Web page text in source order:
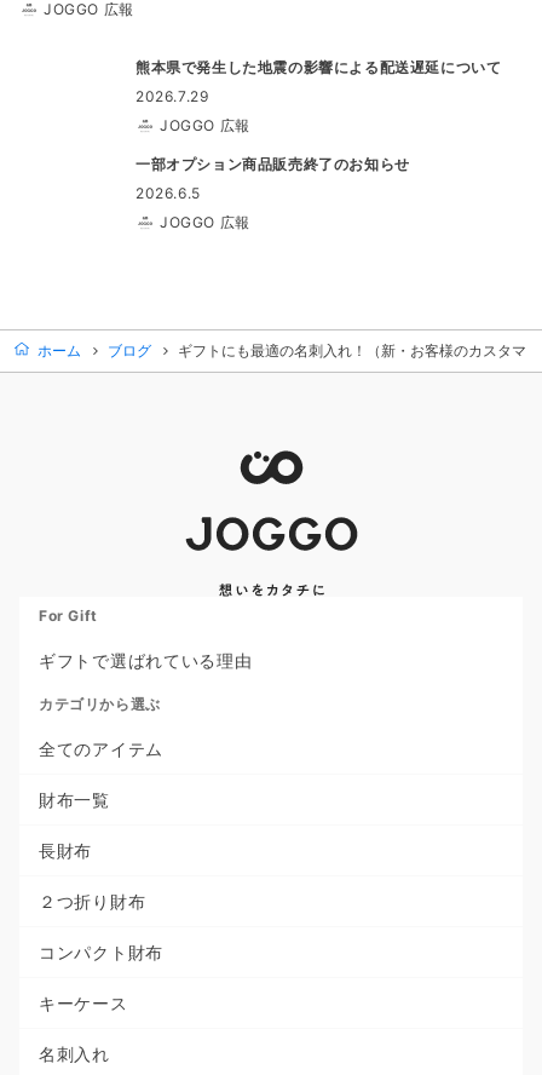
JOGGO 広報
熊本県で発生した地震の影響による配送遅延について
2026.7.29
JOGGO 広報
一部オプション商品販売終了のお知らせ
2026.6.5
JOGGO 広報
ホーム ブログ ギフトにも最適の名刺入れ！（新・お客様のカスタマ
For Gift
ギフトで選ばれている理由
カテゴリから選ぶ
全てのアイテム
財布一覧
長財布
２つ折り財布
コンパクト財布
キーケース
名刺入れ